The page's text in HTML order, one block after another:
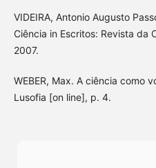
VIDEIRA, Antonio Augusto
Ciência in Escritos: Revista da
2007.
WEBER, Max. A ciência como
Lusofia [on line], p. 4.